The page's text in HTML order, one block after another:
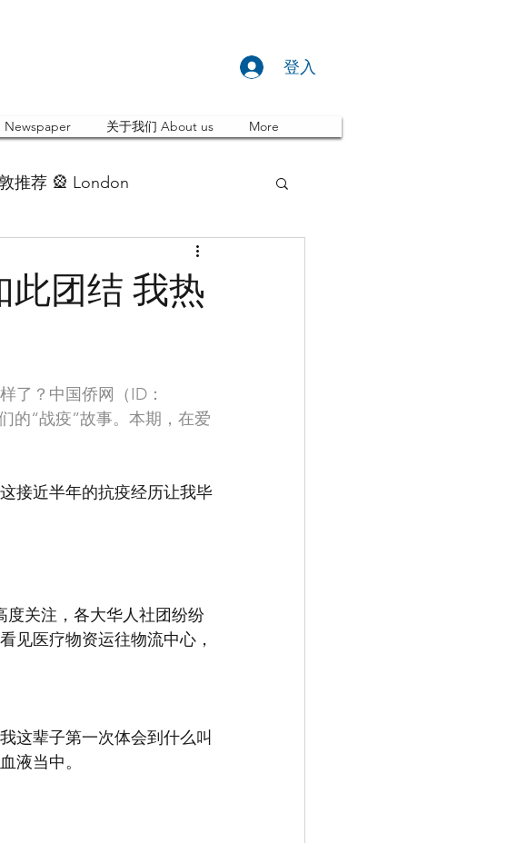
登入
Newspaper 关于我们 About us More
推荐 🎡 London
此团结 我热
了？中国侨网（ID：
的“战疫”故事。本期，在爱
接近半年的抗疫经历让我毕
度关注，各大华人社团纷纷
见医疗物资运往物流中心，
这辈子第一次体会到什么叫
液当中。